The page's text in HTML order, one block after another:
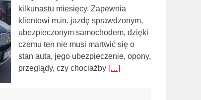
kilkunastu miesięcy. Zapewnia
klientowi m.in. jazdę sprawdzonym,
ubezpieczonym samochodem, dzięki
czemu ten nie musi martwić się o
stan auta, jego ubezpieczenie, opony,
przeglądy, czy chociażby […]